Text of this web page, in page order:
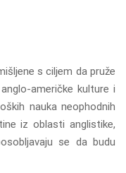
s ciljem da pruže
američke kulture i
nauka neophodnih
iz oblasti anglistike,
se da budu